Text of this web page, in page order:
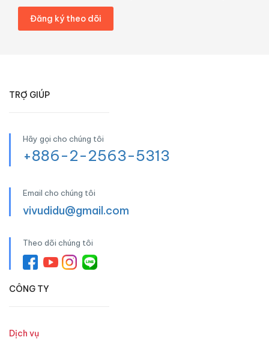
TRỢ GIÚP
Hãy gọi cho chúng tôi
+886-2-2563-5313
Email cho chúng tôi
vivudidu@gmail.com
Theo dõi chúng tôi
CÔNG TY
Dịch vụ